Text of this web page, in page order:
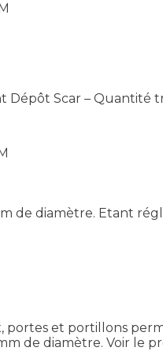
Dépôt Scar – Quantité
de diamètre. Etant
et portillons
de diamètre. Voir le